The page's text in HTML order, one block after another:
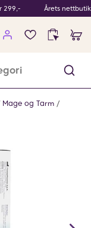
299,- Årets
Ingen
produkter
Mage og Tarm